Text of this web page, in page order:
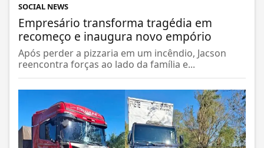
SOCIAL NEWS
Empresário transforma tragédia em
recomeço e inaugura novo empório
Após perder a pizzaria em um incêndio, Jacson
reencontra forças ao lado da família e...